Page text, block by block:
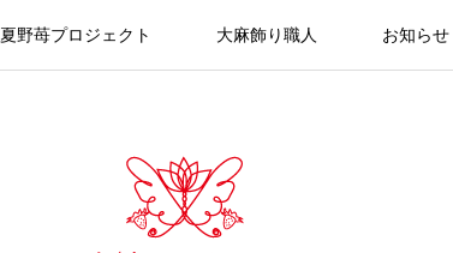
夏野苺プロジェクト 大麻飾り職人 お知らせ